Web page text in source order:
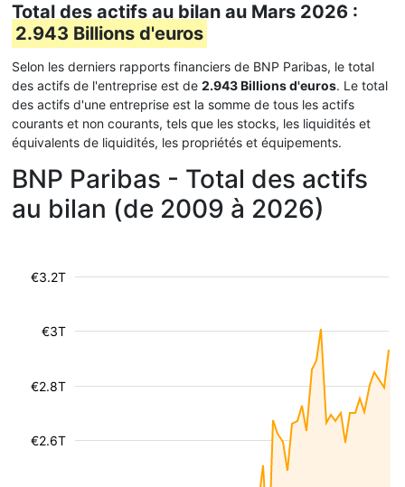
Total des actifs au bilan au Mars 2026 :
2.943 Billions d'euros
Selon les derniers rapports financiers de BNP Paribas, le total
des actifs de l'entreprise est de 2.943 Billions d'euros. Le total
des actifs d'une entreprise est la somme de tous les actifs
courants et non courants, tels que les stocks, les liquidités et
équivalents de liquidités, les propriétés et équipements.
BNP Paribas - Total des actifs
au bilan (de 2009 à 2026)
€2.6T
€2.8T
€3T
€3.2T